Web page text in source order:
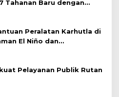
Tahanan Baru dengan
Bahaya Narkoba
Peralatan Karhutla di
El Niño dan
Pelayanan Publik Rutan